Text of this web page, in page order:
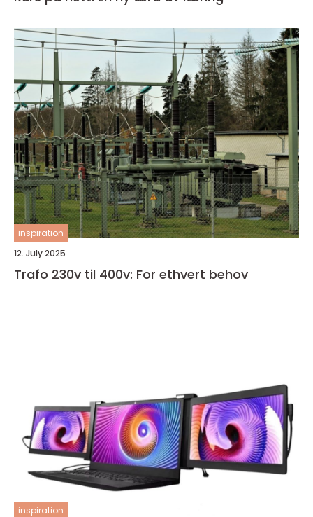
inspiration
12. July 2025
Trafo 230v til 400v: For ethvert behov
inspiration